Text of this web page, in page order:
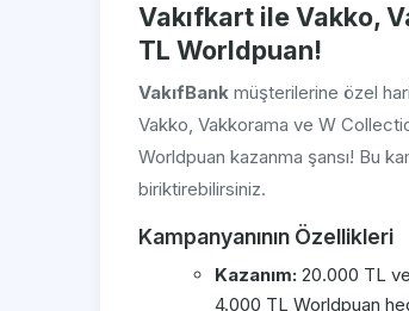
Vakıfkart ile Vakko,
TL Worldpuan!
VakıfBank müşterilerine özel
Vakko, Vakkorama ve W
Worldpuan kazanma şansı! Bu
biriktirebilirsiniz.
Kampanyanının Özellikleri
Kazanım: 20.000 TL
4.000 TL Worldpuan